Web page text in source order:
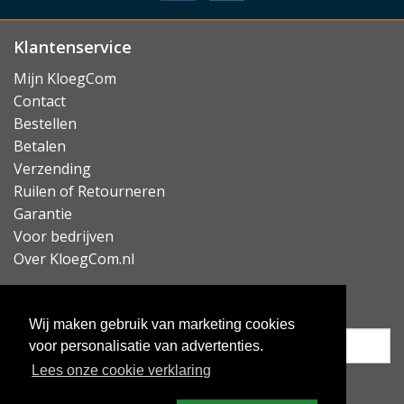
Wij maken gebruik van marketing cookies
voor personalisatie van advertenties.
Lees onze cookie verklaring
Klantenservice
Mijn KloegCom
Contact
Bestellen
Betalen
Verzending
Ruilen of Retourneren
Garantie
Voor bedrijven
Over KloegCom.nl